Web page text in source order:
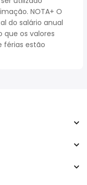
NOTA+ O
do salário anual
que os valores
férias estão